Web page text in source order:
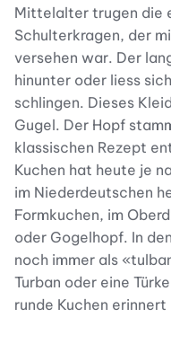
Mittelalter trugen die
Schulterkragen, der
versehen war. Der
hinunter oder liess
schlingen. Dieses
Gugel. Der Hopf
klassischen Rezept
Kuchen hat heute je
im Niederdeutschen
Formkuchen, im
oder Gogelhopf. In
noch immer als
Turban oder eine
runde Kuchen erinnert